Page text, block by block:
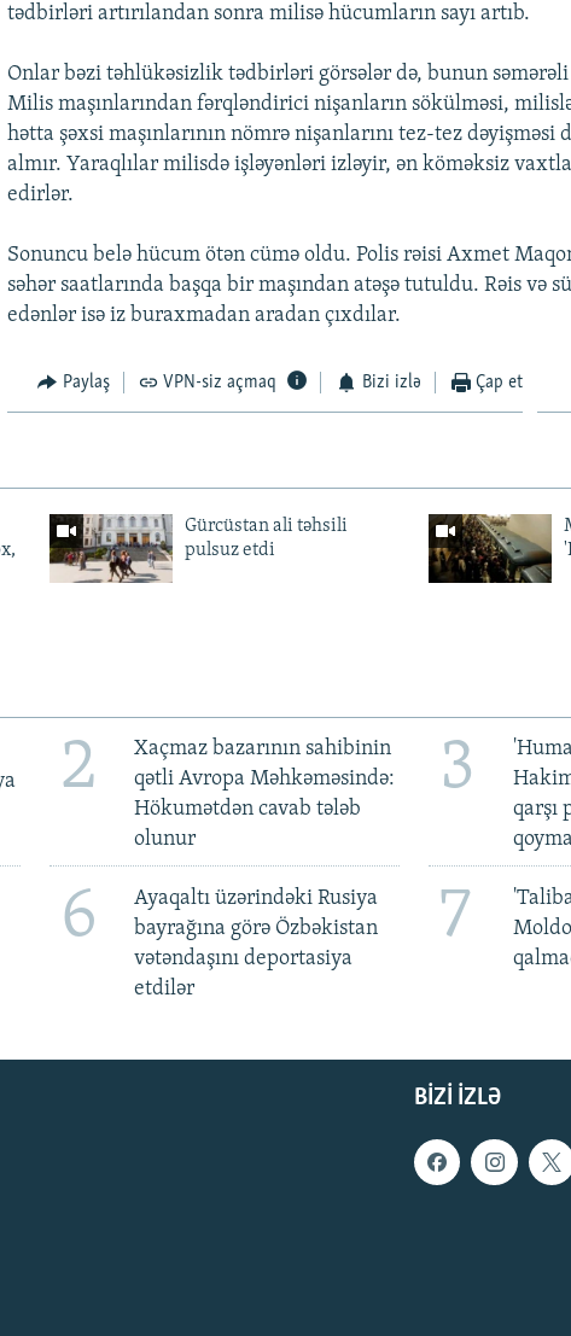
tədbirləri artırılandan sonra milisə hücumların sayı artıb.
Onlar bəzi təhlükəsizlik tədbirləri görsələr də, bunun
Milis maşınlarından fərqləndirici nişanların sökülməsi,
hətta şəxsi maşınlarının nömrə nişanlarını tez-tez dəyişməsi
almır. Yaraqlılar milisdə işləyənləri izləyir, ən köməksiz
edirlər.
Sonuncu belə hücum ötən cümə oldu. Polis rəisi Axmet
səhər saatlarında başqa bir maşından atəşə tutuldu. Rəis və
edənlər isə iz buraxmadan aradan çıxdılar.
Paylaş VPN-siz açmaq Bizi izlə Çap et
Gürcüstan ali təhsili
pulsuz etdi
2
Xaçmaz bazarının sahibinin
qətli Avropa Məhkəməsində:
Hökumətdən cavab tələb
olunur
3
qarşı
6
Ayaqaltı üzərindəki Rusiya
bayrağına görə Özbəkistan
vətəndaşını deportasiya
etdilər
7
BIZI IZLƏ